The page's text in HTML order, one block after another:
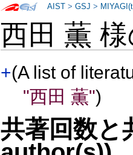
西田 薫
+(A list of
"西田 薫")
共著回数
AIST >GSJ >